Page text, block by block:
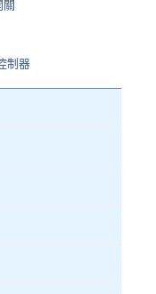
關
制器